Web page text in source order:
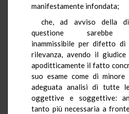
manifestamente infondata;
che, ad avviso della
questione sarebbe
inammissibile per difetto di
rilevanza, avendo il giudice
apoditticamente il fatto
suo esame come di minore
adeguata analisi di tutte
oggettive e soggettive:
tanto più necessaria a